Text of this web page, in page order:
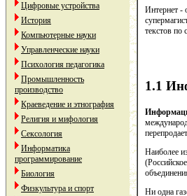
Цифровые устройства
История
Компьютерные науки
Управленческие науки
Психология педагогика
Промышленность
производство
Краеведение и этнография
Религия и мифология
Сексология
Информатика
программирование
Биология
Физкультура и спорт
Интернет -
текстов по
1.1
Наиболее
Ни одна